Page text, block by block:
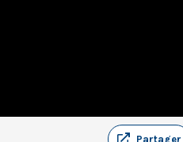
Partager